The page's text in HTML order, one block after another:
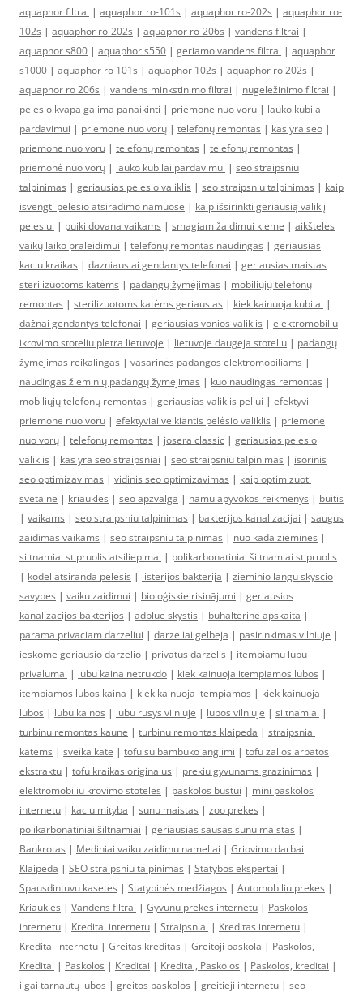
aquaphor filtrai | aquaphor ro-101s | aquaphor ro-202s | aquaphor ro-
102s | aquaphor ro-202s | aquaphor ro-206s | vandens filtrai |
aquaphor s800 | aquaphor s550 | geriamo vandens filtrai | aquaphor
s1000 | aquaphor ro 101s | aquaphor 102s | aquaphor ro 202s |
aquaphor ro 206s | vandens minkstinimo filtrai | nugeležinimo filtrai |
pelesio kvapa galima panaikinti | priemone nuo voru | lauko kubilai
pardavimui | priemonė nuo vorų | telefonų remontas | kas yra seo |
priemone nuo voru | telefonų remontas | telefonų remontas |
priemonė nuo vorų | lauko kubilai pardavimui | seo straipsniu
talpinimas | geriausias pelėsio valiklis | seo straipsniu talpinimas | kaip
isvengti pelesio atsiradimo namuose | kaip išsirinkti geriausią valiklį
pelėsiui | puiki dovana vaikams | smagiam žaidimui kieme | aikštelės
vaikų laiko praleidimui | telefonų remontas naudingas | geriausias
kaciu kraikas | dazniausiai gendantys telefonai | geriausias maistas
sterilizuotoms katėms | padangų žymėjimas | mobiliųjų telefonų
remontas | sterilizuotoms katėms geriausias | kiek kainuoja kubilai |
dažnai gendantys telefonai | geriausias vonios valiklis | elektromobiliu
ikrovimo stoteliu pletra lietuvoje | lietuvoje daugeja stoteliu | padangų
žymėjimas reikalingas | vasarinės padangos elektromobiliams |
naudingas žieminių padangų žymėjimas | kuo naudingas remontas |
mobiliųjų telefonų remontas | geriausias valiklis peliui | efektyvi
priemone nuo voru | efektyviai veikiantis pelėsio valiklis | priemonė
nuo vorų | telefonų remontas | josera classic | geriausias pelesio
valiklis | kas yra seo straipsniai | seo straipsniu talpinimas | isorinis
seo optimizavimas | vidinis seo optimizavimas | kaip optimizuoti
svetaine | kriaukles | seo apzvalga | namu apyvokos reikmenys | buitis
| vaikams | seo straipsniu talpinimas | bakterijos kanalizacijai | saugus
zaidimas vaikams | seo straipsniu talpinimas | nuo kada ziemines |
siltnamiai stipruolis atsiliepimai | polikarbonatiniai šiltnamiai stipruolis
| kodel atsiranda pelesis | listerijos bakterija | zieminio langu skyscio
savybes | vaiku zaidimui | bioloģiskie risinājumi | geriausios
kanalizacijos bakterijos | adblue skystis | buhalterine apskaita |
parama privaciam darzeliui | darzeliai gelbeja | pasirinkimas vilniuje |
ieskome geriausio darzelio | privatus darzelis | itempiamu lubu
privalumai | lubu kaina netrukdo | kiek kainuoja itempiamos lubos |
itempiamos lubos kaina | kiek kainuoja itempiamos | kiek kainuoja
lubos | lubu kainos | lubu rusys vilniuje | lubos vilniuje | siltnamiai |
turbinu remontas kaune | turbinu remontas klaipeda | straipsniai
katems | sveika kate | tofu su bambuko anglimi | tofu zalios arbatos
ekstraktu | tofu kraikas originalus | prekiu gyvunams grazinimas |
elektromobiliu krovimo stoteles | paskolos bustui | mini paskolos
internetu | kaciu mityba | sunu maistas | zoo prekes |
polikarbonatiniai šiltnamiai | geriausias sausas sunu maistas |
Bankrotas | Mediniai vaiku zaidimu nameliai | Griovimo darbai
Klaipeda | SEO straipsniu talpinimas | Statybos ekspertai |
Spausdintuvu kasetes | Statybinės medžiagos | Automobiliu prekes |
Kriaukles | Vandens filtrai | Gyvunu prekes internetu | Paskolos
internetu | Kreditai internetu | Straipsniai | Kreditas internetu |
Kreditai internetu | Greitas kreditas | Greitoji paskola | Paskolos,
Kreditai | Paskolos | Kreditai | Kreditai, Paskolos | Paskolos, kreditai |
ilgai tarnautų lubos | greitos paskolos | greitieji internetu | seo